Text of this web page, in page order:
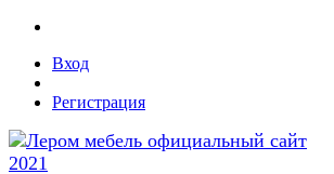
Вход
Регистрация